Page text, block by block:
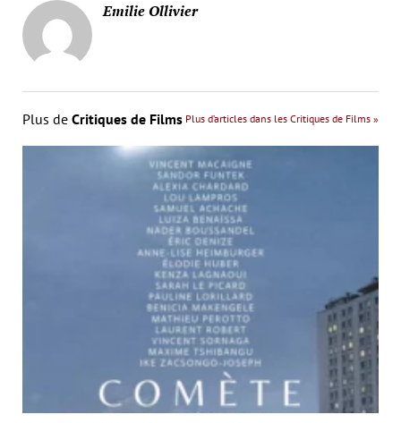
Emilie Ollivier
Plus de Critiques de Films Plus d’articles dans les Critiques de Films »